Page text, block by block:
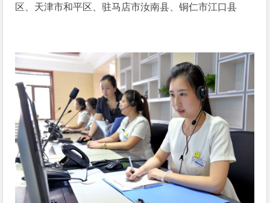
区、天津市和平区、驻马店市汝南县、铜仁市江口县